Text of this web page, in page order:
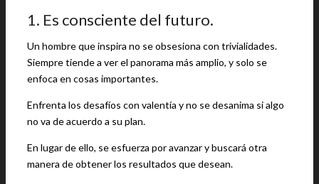
1. Es consciente del futuro.
Un hombre que inspira no se obsesiona con trivialidades.
Siempre tiende a ver el panorama más amplio, y solo se
enfoca en cosas importantes.
Enfrenta los desafíos con valentía y no se desanima si algo
no va de acuerdo a su plan.
En lugar de ello, se esfuerza por avanzar y buscará otra
manera de obtener los resultados que desean.